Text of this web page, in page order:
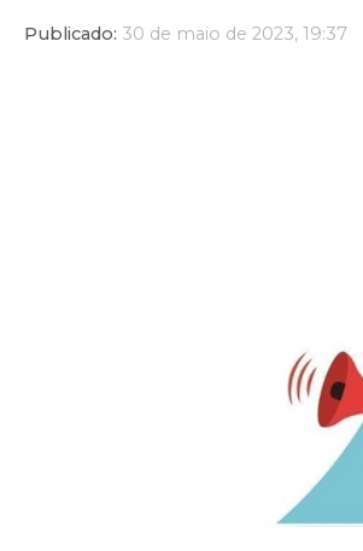
Publicado: 30 de maio de 2023, 19:37